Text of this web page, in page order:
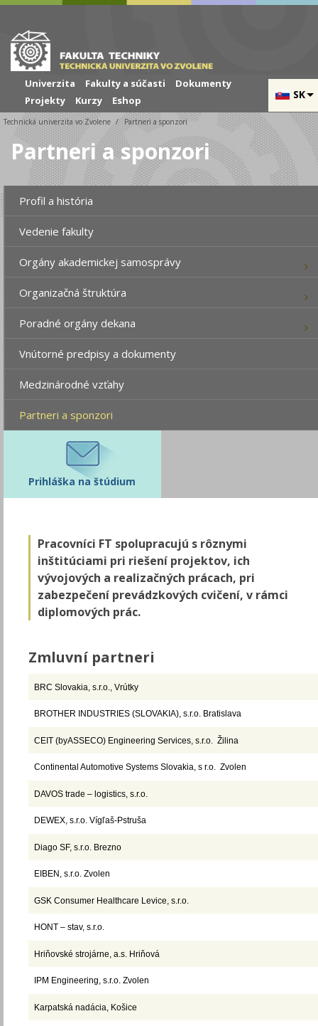
Skip to cookies
Skip to navigation
Skočiť na hlavný obsah
SK
Univerzita Fakulty a súčasti
Dokumenty
Projekty
Kurzy Eshop
Technická univerzita vo Zvolene Partneri a sponzori
Partneri a sponzori
Profil a história
Vedenie fakulty
Orgány akademickej samosprávy
Organizačná štruktúra
Poradné orgány dekana
Vnútorné predpisy a dokumenty
Medzinárodné vzťahy
Partneri a sponzori
Prihláška na štúdium
Pracovníci FT spolupracujú s rôznymi
inštitúciami pri riešení projektov, ich
vývojových a realizačných prácach, pri
zabezpečení prevádzkových cvičení, v rámci
diplomových prác.
Zmluvní partneri
BRC Slovakia, s.r.o., Vrútky
BROTHER INDUSTRIES (SLOVAKIA), s.r.o. Bratislava
CEIT (byASSECO) Engineering Services, s.r.o. Žilina
Continental Automotive Systems Slovakia, s r.o. Zvolen
DAVOS trade – logistics, s.r.o.
DEWEX, s.r.o. Vígľaš-Pstruša
Diago SF, s.r.o. Brezno
EIBEN, s.r.o. Zvolen
GSK Consumer Healthcare Levice, s.r.o.
HONT – stav, s.r.o.
Hriňovské strojárne, a.s. Hriňová
IPM Engineering, s.r.o. Zvolen
Karpatská nadácia, Košice